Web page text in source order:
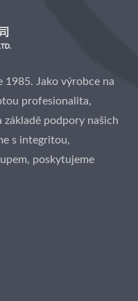
1985. Jako výrobce na
profesionalita,
podpory našich
s integritou,
poskytujeme